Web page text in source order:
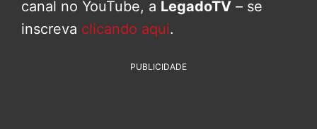
canal no YouTube, a LegadoTV – se
inscreva clicando aqui.
PUBLICIDADE